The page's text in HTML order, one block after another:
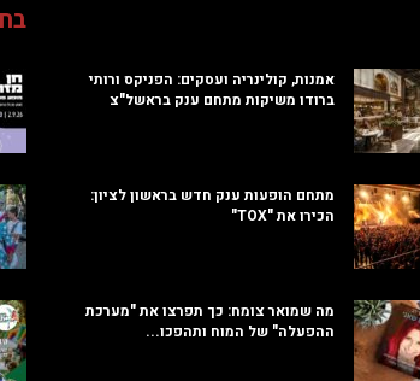
אמנות, קולינריה ועסקים: הפניקס ורותי
ברודו משיקות מתחם ענק בראשל"צ
מתחם הופעות ענק חדש בראשון לציון:
הכירו את "TOX"
מה שמואר צומח: כך תפרצו את "מערכת
ההפעלה" של המוח ותהפכו...